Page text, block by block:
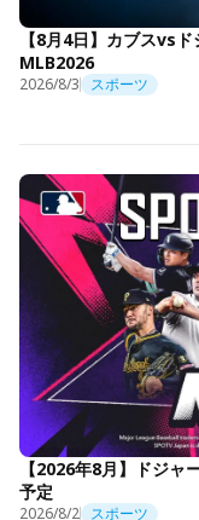
【8月4日】カブスvs
MLB2026
2026/8/3 スポーツ
【2026年8月】ドジ
予定
2026/8/2 スポーツ